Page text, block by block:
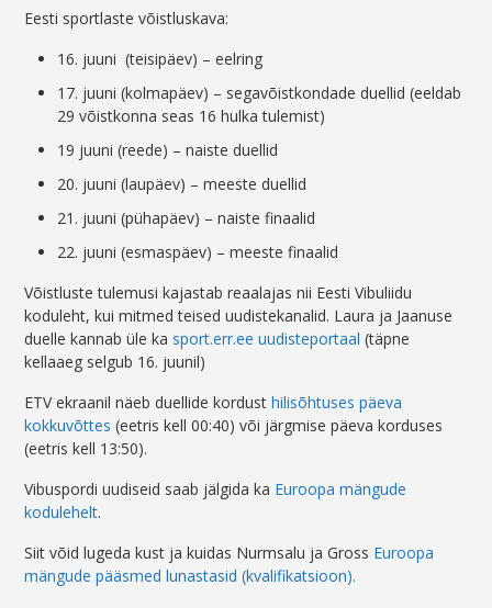
Eesti sportlaste võistluskava:
16. juuni (teisipäev) – eelring
17. juuni (kolmapäev) – segavõistkondade duellid (eeldab
29 võistkonna seas 16 hulka tulemist)
19 juuni (reede) – naiste duellid
20. juuni (laupäev) – meeste duellid
21. juuni (pühapäev) – naiste finaalid
22. juuni (esmaspäev) – meeste finaalid
Võistluste tulemusi kajastab reaalajas nii Eesti Vibuliidu
koduleht, kui mitmed teised uudistekanalid. Laura ja Jaanuse
duelle kannab üle ka sport.err.ee uudisteportaal(täpne
kellaaeg selgub 16. juunil)
ETV ekraanil näeb duellide kordusthilisõhtuses päeva
kokkuvõttes (eetris kell 00:40) või järgmise päeva korduses
(eetris kell 13:50).
Vibuspordi uudiseid saab jälgida ka Euroopa mängude
kodulehelt.
Siit võid lugeda kust ja kuidas Nurmsalu ja Gross Euroopa
mängude pääsmed lunastasid (kvalifikatsioon).